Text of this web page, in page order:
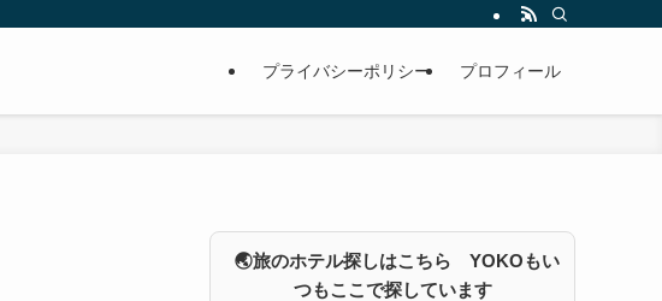
プライバシーポリシー プロフィール
🌏旅のホテル探しはこちら YOKOもい
つもここで探しています